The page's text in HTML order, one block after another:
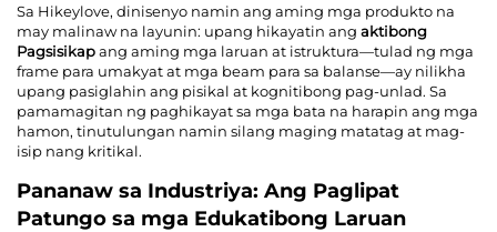
Sa Hikeylove, dinisenyo namin ang aming mga produkto na
may malinaw na layunin: upang hikayatin ang aktibong
Pagsisikapang aming mga laruan at istruktura—tulad ng mga
frame para umakyat at mga beam para sa balanse—ay nilikha
upang pasiglahin ang pisikal at kognitibong pag-unlad. Sa
pamamagitan ng paghikayat sa mga bata na harapin ang mga
hamon, tinutulungan namin silang maging matatag at mag-
isip nang kritikal.
Pananaw sa Industriya: Ang Paglipat
Patungo sa mga Edukatibong Laruan